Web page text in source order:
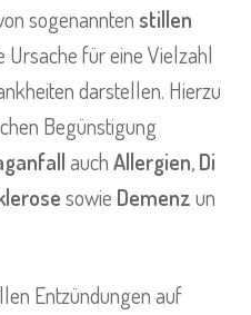
sogenannten stillen
Ursache für eine Vielzahl
darstellen. Hierzu
Begünstigung
auchAllergien,Di
sowie Demenzun
Entzündungen auf